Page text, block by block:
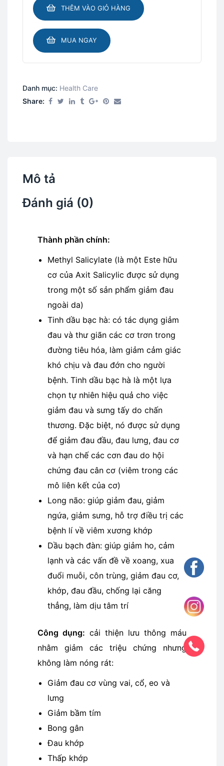
THÊM VÀO GIỎ HÀNG
MUA NGAY
Danh mục: Health Care​
Share:
Mô tả
Đánh giá (0)
Thành phần chính:
Methyl Salicylate (là một Este hữu
cơ của Axit Salicylic được sử dụng
trong một số sản phẩm giảm đau
ngoài da)
Tinh dầu bạc hà: có tác dụng giảm
đau và thư giãn các cơ trơn trong
đường tiêu hóa, làm giảm cảm giác
khó chịu và đau đớn cho người
bệnh. Tinh dầu bạc hà là một lựa
chọn tự nhiên hiệu quả cho việc
giảm đau và sưng tấy do chấn
thương. Đặc biệt, nó được sử dụng
để giảm đau đầu, đau lưng, đau cơ
và hạn chế các cơn đau do hội
chứng đau cân cơ (viêm trong các
mô liên kết của cơ)
Long não: giúp giảm đau, giảm
ngứa, giảm sưng, hỗ trợ điều trị các
bệnh lí về viêm xương khớp
Dầu bạch đàn: giúp giảm ho, cảm
lạnh và các vấn đề về xoang, xua
đuổi muỗi, côn trùng, giảm đau cơ,
khớp, đau đầu, chống lại căng
thẳng, làm dịu tâm trí
Công dụng: cải thiện lưu thông máu
nhằm giảm các triệu chứng nhưng
không làm nóng rát:
Giảm đau cơ vùng vai, cổ, eo và
lưng
Giảm bầm tím
Bong gân
Đau khớp
Thấp khớp